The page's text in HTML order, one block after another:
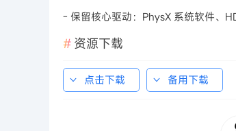
- 保留核心驱动：PhysX 系统软件、
资源下载
点击下载 备用下载